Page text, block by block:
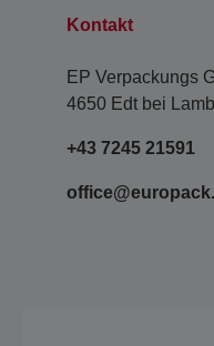
Kontakt
EP Verpackungs
4650 Edt bei
+43 7245 21591